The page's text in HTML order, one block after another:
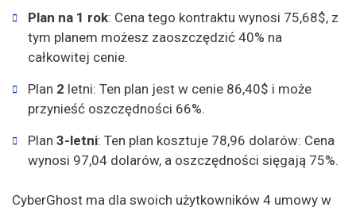
Plan na 1 rok: Cena tego kontraktu wynosi 75,68$, z
tym planem możesz zaoszczędzić 40% na
całkowitej cenie.
Plan 2 letni: Ten plan jest w cenie 86,40$ i może
przynieść oszczędności 66%.
Plan 3-letni: Ten plan kosztuje 78,96 dolarów: Cena
wynosi 97,04 dolarów, a oszczędności sięgają 75%.
CyberGhost ma dla swoich użytkowników 4 umowy w